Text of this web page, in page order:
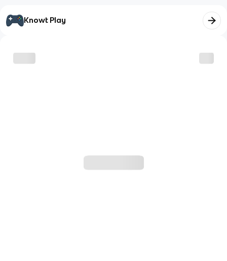
Knowt Play